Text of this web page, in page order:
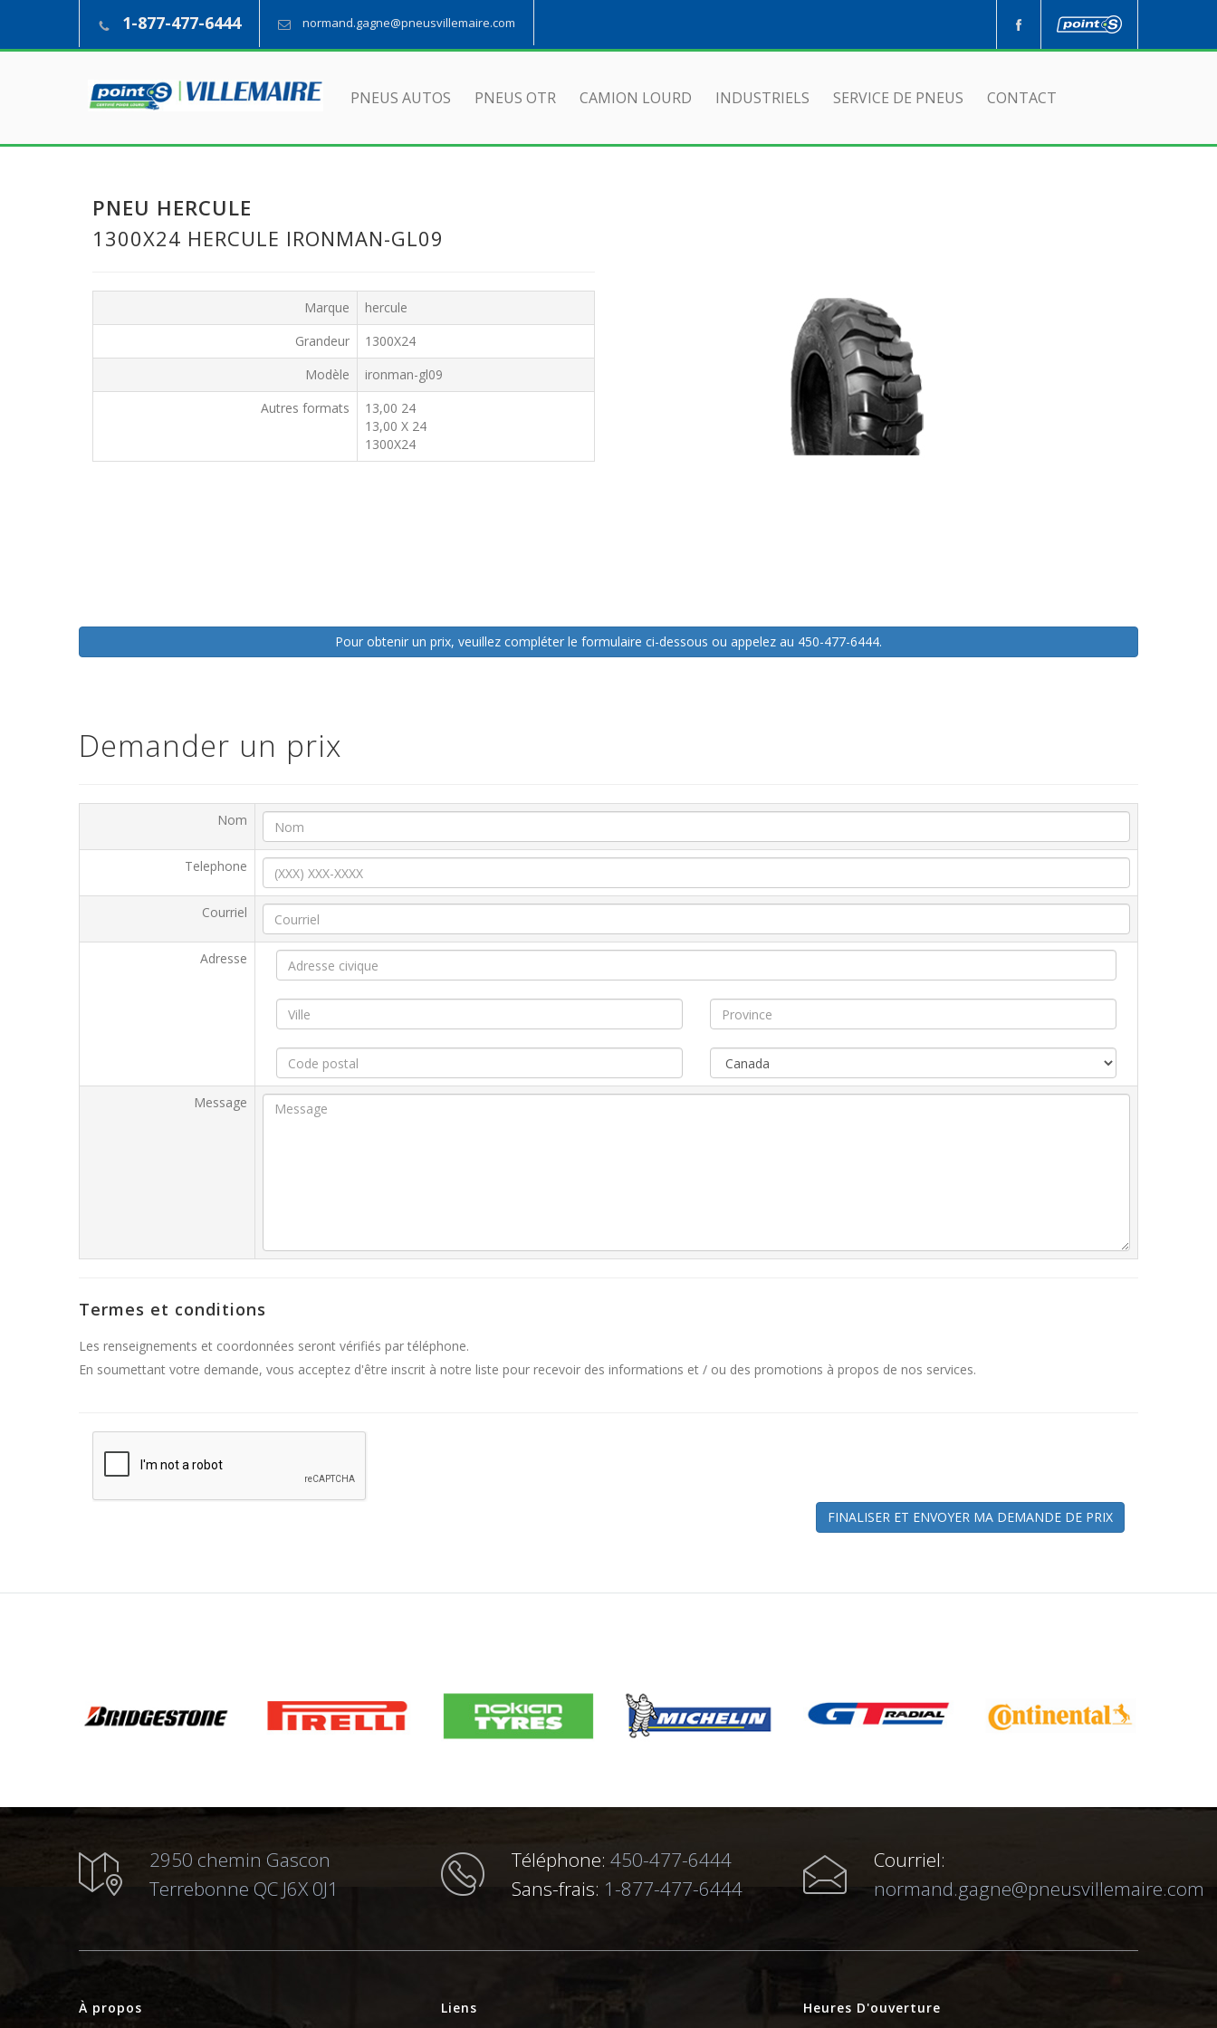
1-877-477-6444 normand.gagne@pneusvillemaire.com
PNEUS AUTOS PNEUS OTR CAMION LOURD INDUSTRIELS SERVICE DE PNEUS CONTACT
PNEU HERCULE
1300X24 HERCULE IRONMAN-GL09
Marque
hercule
Grandeur
1300X24
Modèle
ironman-gl09
Autres formats
13,00 24
13,00 X 24
1300X24
Pour obtenir un prix, veuillez compléter le formulaire ci-dessous ou appelez au 450-477-6444.
Demander un prix
Nom
Telephone
Courriel
Adresse
Message
Termes et conditions
Les renseignements et coordonnées seront vérifiés par téléphone.
En soumettant votre demande, vous acceptez d'être inscrit à notre liste pour recevoir des informations et / ou des promotions à propos de nos services.
FINALISER ET ENVOYER MA DEMANDE DE PRIX
2950 chemin Gascon
Terrebonne QC J6X 0J1
Téléphone: 450-477-6444
Sans-frais: 1-877-477-6444
Courriel:
normand.gagne@pneusvillemaire.com
À propos Liens Heures D'ouverture